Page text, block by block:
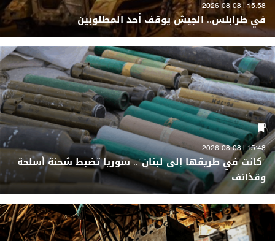
15:58 | 2026-08-08
في طرابلس.. الجيش يوقف أحد المطلوبين
15:48 | 2026-08-08
"كانت في طريقها إلى لبنان".. سوريا تضبط شحنة أسلحة
وقذائف